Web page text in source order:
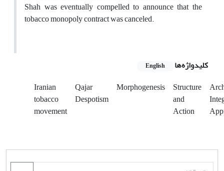
Shah was eventually compelled to announce that the
tobacco monopoly contract was canceled.
کلیدواژه‌ها English
Iranian
tobacco
movement
Qajar
Despotism
Morphogenesis Structure
and
Action